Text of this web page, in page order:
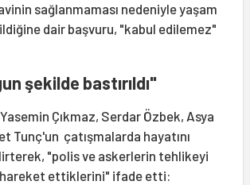
sağlanmaması nedeniyle yaşam
dair başvuru, "kabul edilemez"
şekilde bastırıldı"
Yasemin Çıkmaz, Serdar Özbek, Asya
Tunç'un çatışmalarda hayatını
"polis ve askerlerin tehlikeyi
ettiklerini" ifade etti: